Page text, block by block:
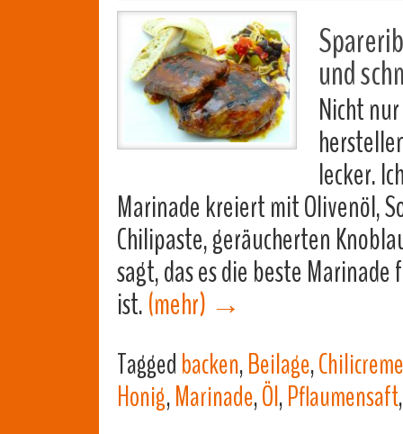
und
Nicht
lecker.
Marinade kreiert mit Olivenöl,
Chilipaste, geräucherten
sagt, das es die beste
ist.(mehr) →
Taggedbacken,Beilage,Chilicreme
Honig,Marinade,Öl,Pflaumensaft